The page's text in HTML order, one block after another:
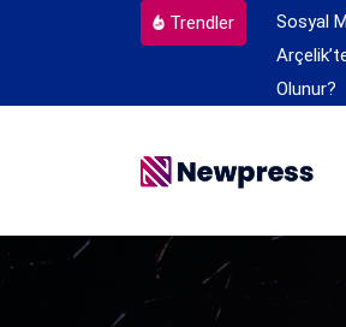
Trendler
Sosyal
Olunur?